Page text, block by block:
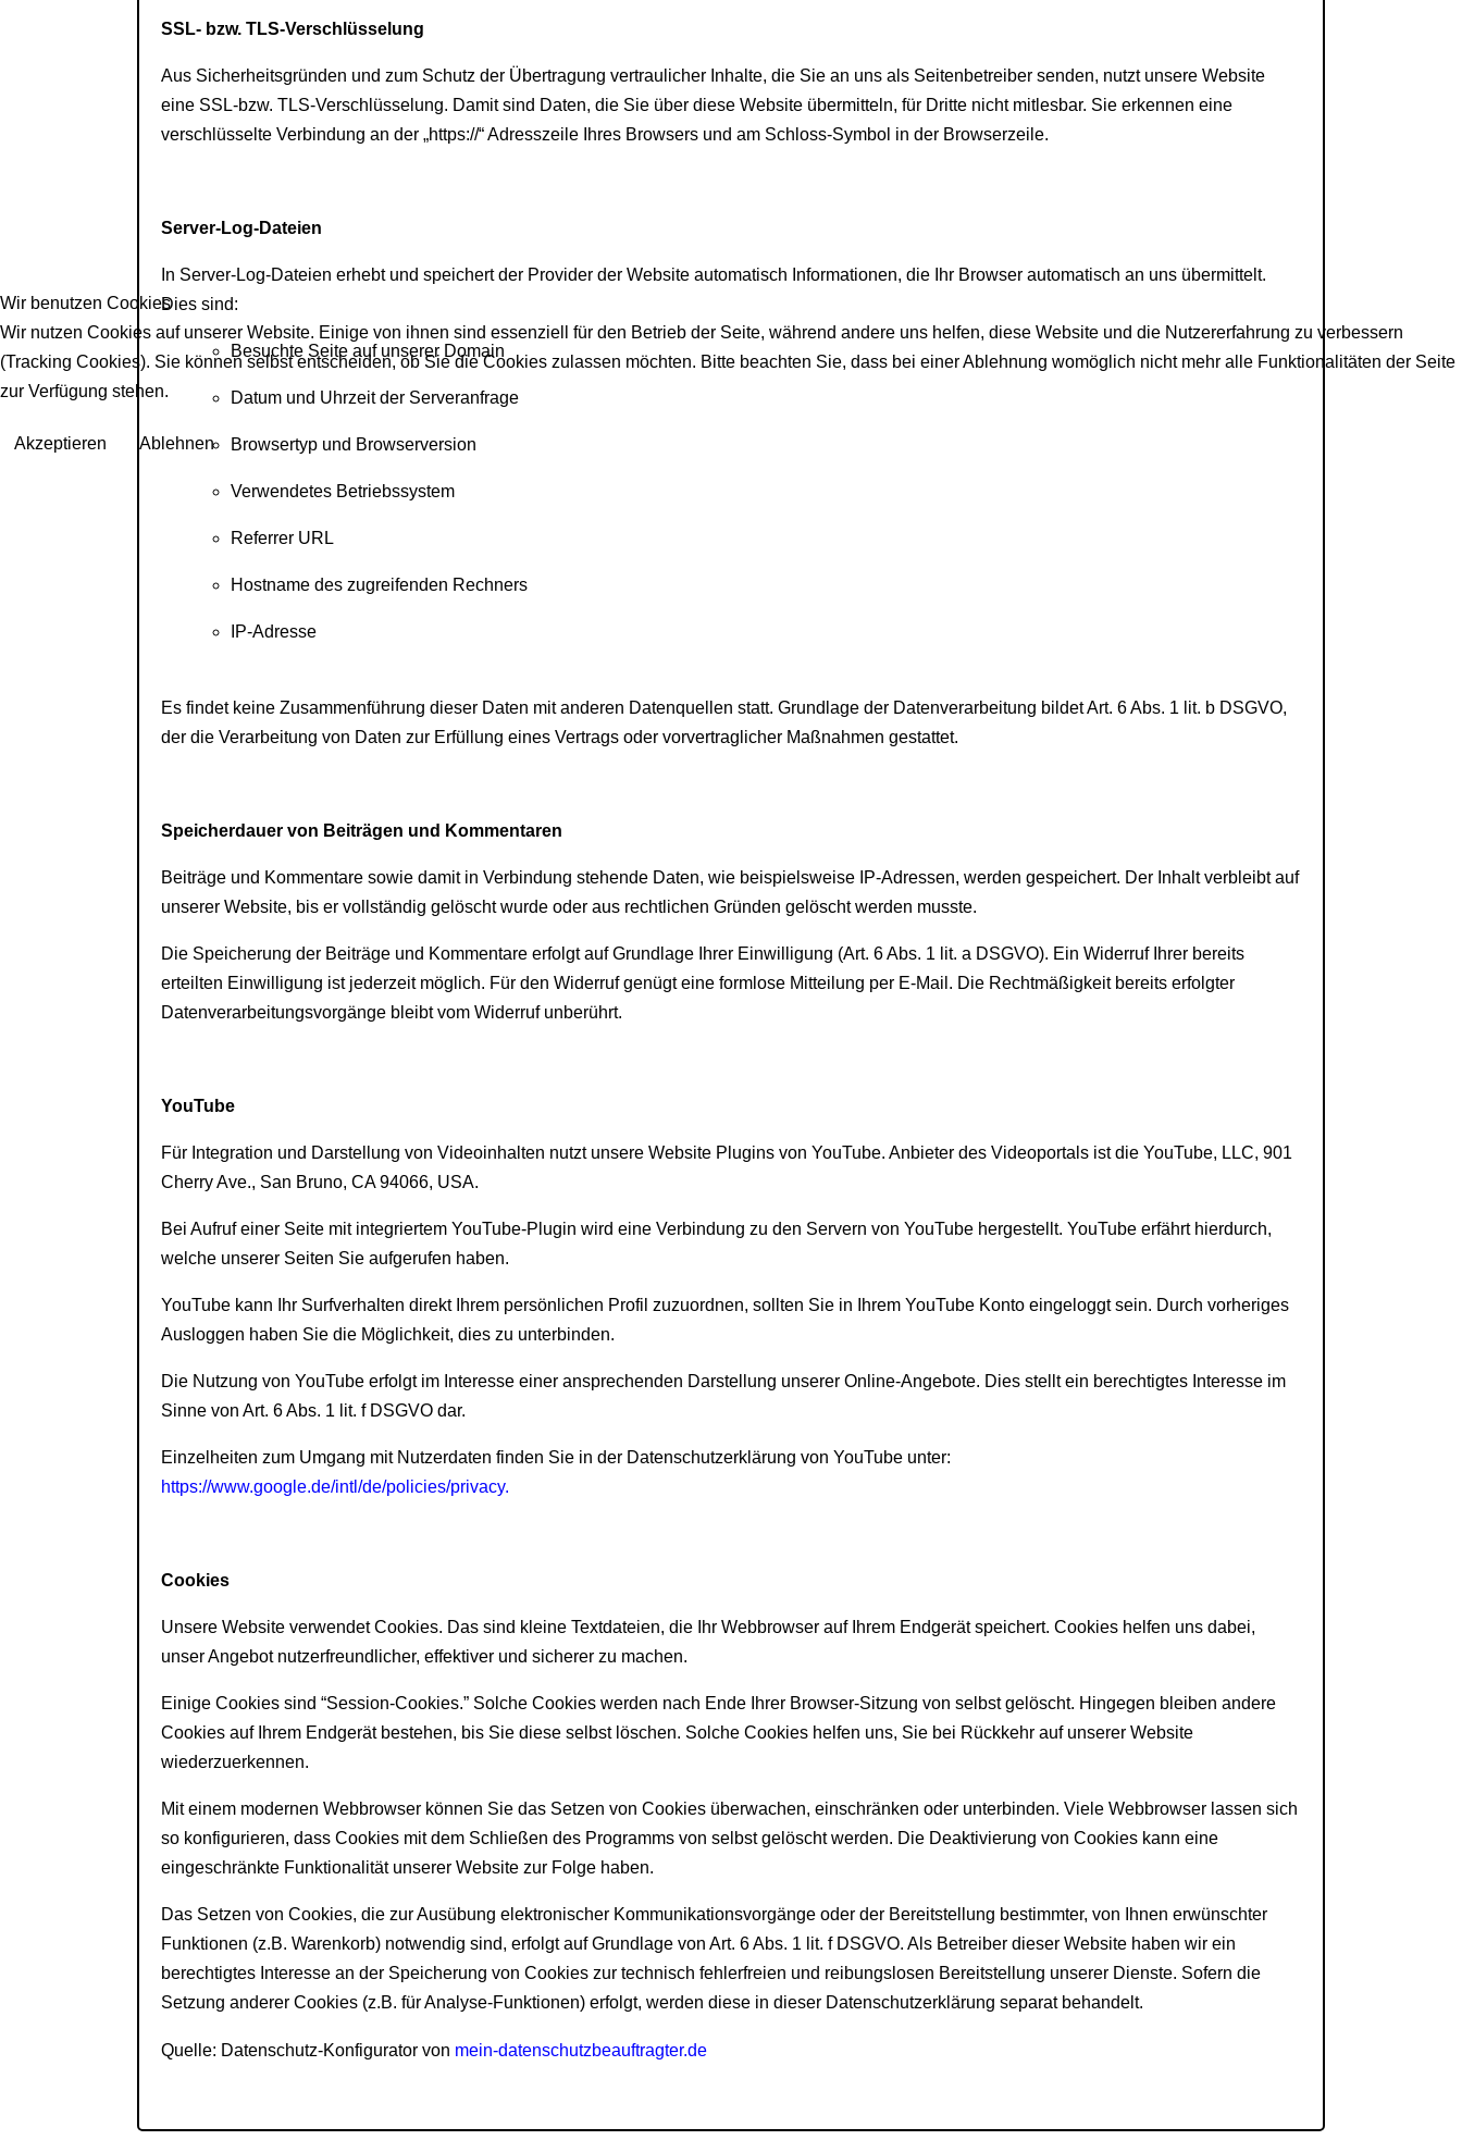
SSL- bzw. TLS-Verschlüsselung
Aus Sicherheitsgründen und zum Schutz der Übertragung vertraulicher Inhalte, die Sie an uns als Seitenbetreiber senden, nutzt unsere Website
eine SSL-bzw. TLS-Verschlüsselung. Damit sind Daten, die Sie über diese Website übermitteln, für Dritte nicht mitlesbar. Sie erkennen eine
verschlüsselte Verbindung an der „https://“ Adresszeile Ihres Browsers und am Schloss-Symbol in der Browserzeile.
Server-Log-Dateien
In Server-Log-Dateien erhebt und speichert der Provider der Website automatisch Informationen, die Ihr Browser automatisch an uns übermittelt.
Dies sind:
Besuchte Seite auf unserer Domain
Datum und Uhrzeit der Serveranfrage
Browsertyp und Browserversion
Verwendetes Betriebssystem
Referrer URL
Hostname des zugreifenden Rechners
IP-Adresse
Es findet keine Zusammenführung dieser Daten mit anderen Datenquellen statt. Grundlage der Datenverarbeitung bildet Art. 6 Abs. 1 lit. b DSGVO,
der die Verarbeitung von Daten zur Erfüllung eines Vertrags oder vorvertraglicher Maßnahmen gestattet.
Speicherdauer von Beiträgen und Kommentaren
Beiträge und Kommentare sowie damit in Verbindung stehende Daten, wie beispielsweise IP-Adressen, werden gespeichert. Der Inhalt verbleibt auf
unserer Website, bis er vollständig gelöscht wurde oder aus rechtlichen Gründen gelöscht werden musste.
Die Speicherung der Beiträge und Kommentare erfolgt auf Grundlage Ihrer Einwilligung (Art. 6 Abs. 1 lit. a DSGVO). Ein Widerruf Ihrer bereits
erteilten Einwilligung ist jederzeit möglich. Für den Widerruf genügt eine formlose Mitteilung per E-Mail. Die Rechtmäßigkeit bereits erfolgter
Datenverarbeitungsvorgänge bleibt vom Widerruf unberührt.
YouTube
Für Integration und Darstellung von Videoinhalten nutzt unsere Website Plugins von YouTube. Anbieter des Videoportals ist die YouTube, LLC, 901
Cherry Ave., San Bruno, CA 94066, USA.
Bei Aufruf einer Seite mit integriertem YouTube-Plugin wird eine Verbindung zu den Servern von YouTube hergestellt. YouTube erfährt hierdurch,
welche unserer Seiten Sie aufgerufen haben.
YouTube kann Ihr Surfverhalten direkt Ihrem persönlichen Profil zuzuordnen, sollten Sie in Ihrem YouTube Konto eingeloggt sein. Durch vorheriges
Ausloggen haben Sie die Möglichkeit, dies zu unterbinden.
Die Nutzung von YouTube erfolgt im Interesse einer ansprechenden Darstellung unserer Online-Angebote. Dies stellt ein berechtigtes Interesse im
Sinne von Art. 6 Abs. 1 lit. f DSGVO dar.
Einzelheiten zum Umgang mit Nutzerdaten finden Sie in der Datenschutzerklärung von YouTube unter:
https://www.google.de/intl/de/policies/privacy.
Cookies
Unsere Website verwendet Cookies. Das sind kleine Textdateien, die Ihr Webbrowser auf Ihrem Endgerät speichert. Cookies helfen uns dabei,
unser Angebot nutzerfreundlicher, effektiver und sicherer zu machen.
Einige Cookies sind “Session-Cookies.” Solche Cookies werden nach Ende Ihrer Browser-Sitzung von selbst gelöscht. Hingegen bleiben andere
Cookies auf Ihrem Endgerät bestehen, bis Sie diese selbst löschen. Solche Cookies helfen uns, Sie bei Rückkehr auf unserer Website
wiederzuerkennen.
Mit einem modernen Webbrowser können Sie das Setzen von Cookies überwachen, einschränken oder unterbinden. Viele Webbrowser lassen sich
so konfigurieren, dass Cookies mit dem Schließen des Programms von selbst gelöscht werden. Die Deaktivierung von Cookies kann eine
eingeschränkte Funktionalität unserer Website zur Folge haben.
Das Setzen von Cookies, die zur Ausübung elektronischer Kommunikationsvorgänge oder der Bereitstellung bestimmter, von Ihnen erwünschter
Funktionen (z.B. Warenkorb) notwendig sind, erfolgt auf Grundlage von Art. 6 Abs. 1 lit. f DSGVO. Als Betreiber dieser Website haben wir ein
berechtigtes Interesse an der Speicherung von Cookies zur technisch fehlerfreien und reibungslosen Bereitstellung unserer Dienste. Sofern die
Setzung anderer Cookies (z.B. für Analyse-Funktionen) erfolgt, werden diese in dieser Datenschutzerklärung separat behandelt.
Quelle: Datenschutz-Konfigurator von mein-datenschutzbeauftragter.de
Wir benutzen Cookies
Wir nutzen Cookies auf unserer Website. Einige von ihnen sind essenziell für den Betrieb der Seite, während andere uns helfen, diese Website und die Nutzererfahrung zu verbessern
(Tracking Cookies). Sie können selbst entscheiden, ob Sie die Cookies zulassen möchten. Bitte beachten Sie, dass bei einer Ablehnung womöglich nicht mehr alle Funktionalitäten der Seite
zur Verfügung stehen.
Akzeptieren Ablehnen